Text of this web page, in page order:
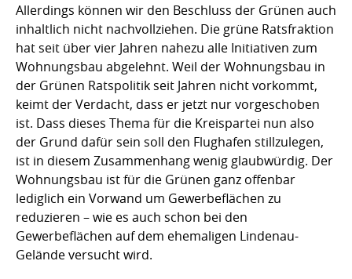
Allerdings können wir den Beschluss der Grünen auch
inhaltlich nicht nachvollziehen. Die grüne Ratsfraktion
hat seit über vier Jahren nahezu alle Initiativen zum
Wohnungsbau abgelehnt. Weil der Wohnungsbau in
der Grünen Ratspolitik seit Jahren nicht vorkommt,
keimt der Verdacht, dass er jetzt nur vorgeschoben
ist. Dass dieses Thema für die Kreispartei nun also
der Grund dafür sein soll den Flughafen stillzulegen,
ist in diesem Zusammenhang wenig glaubwürdig. Der
Wohnungsbau ist für die Grünen ganz offenbar
lediglich ein Vorwand um Gewerbeflächen zu
reduzieren – wie es auch schon bei den
Gewerbeflächen auf dem ehemaligen Lindenau-
Gelände versucht wird.